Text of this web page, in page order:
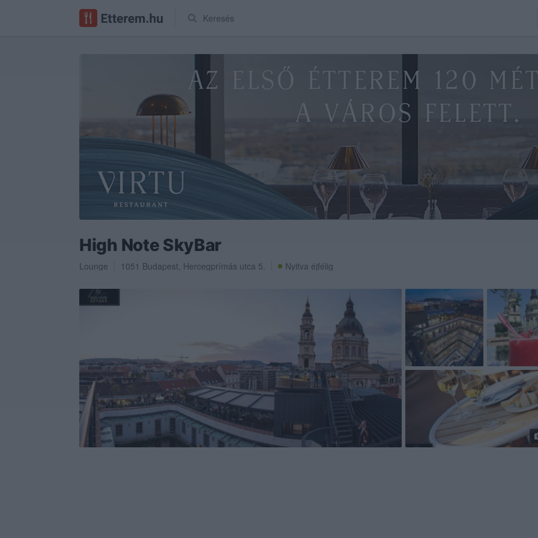
Keresés
High Note SkyBar
Lounge 1051 Budapest, Hercegprímás utca 5. Nyitva éjfélig